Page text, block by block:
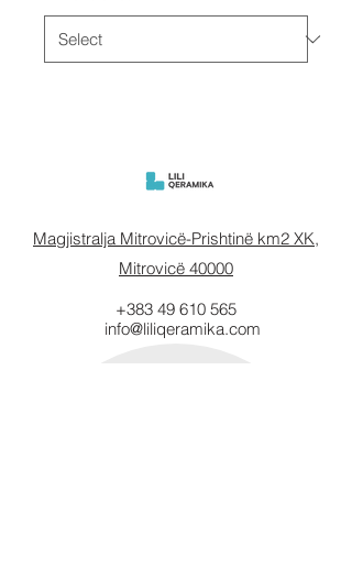
Magjistralja Mitrovicë-Prishtinë km2 XK,
Mitrovicë 40000
info@liliqeramika.com
+383 49 610 565